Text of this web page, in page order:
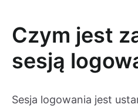
Czym jest
sesją
Sesja logowania jest